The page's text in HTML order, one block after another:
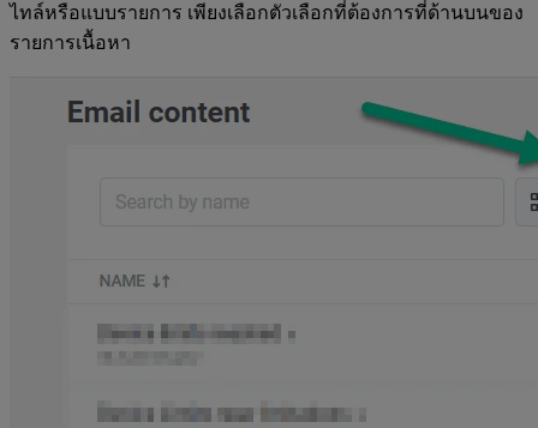
ไทล์หรือแบบรายการ เพียงเลือกตัวเลือกที่ต้องการที่ด้านบนของ
รายการเนื้อหา